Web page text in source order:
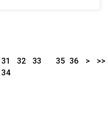
31 32
33
34
35 36 > >>